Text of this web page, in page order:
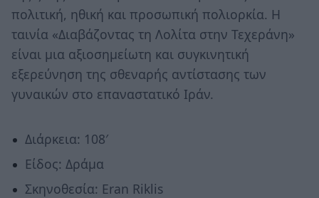
πολιτική, ηθική και προσωπική πολιορκία. Η
ταινία «Διαβάζοντας τη Λολίτα στην Τεχεράνη»
είναι μια αξιοσημείωτη και συγκινητική
εξερεύνηση της σθεναρής αντίστασης των
γυναικών στο επαναστατικό Ιράν.
Διάρκεια: 108′
Είδος: Δράμα
Σκηνοθεσία: Eran Riklis